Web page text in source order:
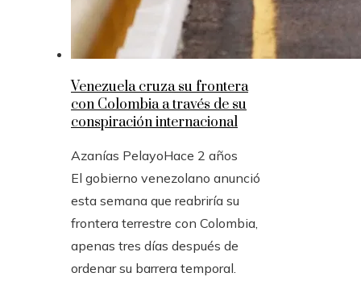
Venezuela cruza su frontera
con Colombia a través de su
conspiración internacional
Azanías PelayoHace 2 años
El gobierno venezolano anunció
esta semana que reabriría su
frontera terrestre con Colombia,
apenas tres días después de
ordenar su barrera temporal.